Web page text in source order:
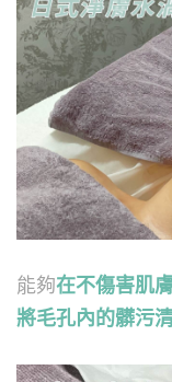
能夠在不傷害肌
將毛孔內的髒污